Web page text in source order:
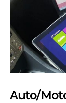
Auto/